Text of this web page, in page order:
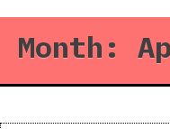
Month: